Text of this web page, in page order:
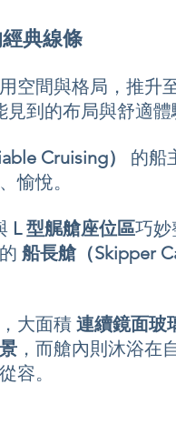
典線條
空間與格局，推升
到的布局與舒適體
Cruising）
的船
愉悅。
L 型艉艙座位區巧妙
船長艙（Skipper
大面積 連續鏡面玻
，而艙內則沐浴在
容。